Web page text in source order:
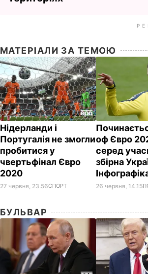
МАТЕРІАЛИ ЗА ТЕМОЮ
Нідерланди і
Португалія не змогли
пробитися у
чвертьфінал Євро
2020
27 червня, 23.56СПОРТ
оф Євро
серед
збірна
26 червня, 14.15
БУЛЬВАР